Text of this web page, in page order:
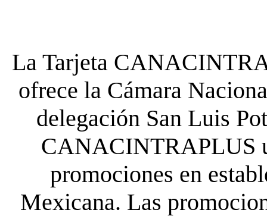
La Tarjeta
ofrece la Cámara
delegación San Luis
CANACINTRAPLUS
promociones en
Mexicana. Las